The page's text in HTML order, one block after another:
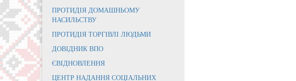
ПРОТИДІЯ ДОМАШНЬОМУ
НАСИЛЬСТВУ
ПРОТИДІЯ ТОРГІВЛІ ЛЮДЬМИ
ДОВІДНИК ВПО
ЄВІДНОВЛЕННЯ
ЦЕНТР НАДАННЯ СОЦІАЛЬНИХ